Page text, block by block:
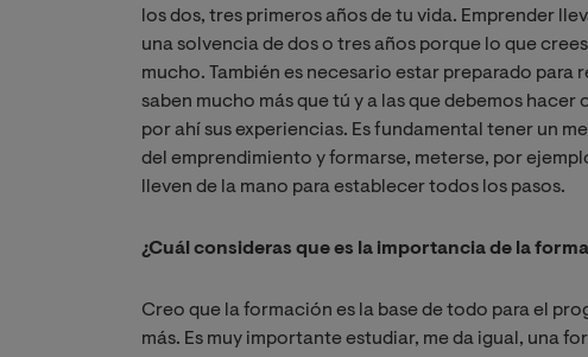
los dos, tres primeros años de tu vida. Emprender
una solvencia de dos o tres años porque lo que
mucho. También es necesario estar preparado
saben mucho más que tú y a las que debemos
por ahí sus experiencias. Es fundamental tener un
del emprendimiento y formarse, meterse, por
lleven de la mano para establecer todos los pasos.
¿Cuál consideras que es la importancia de la
Creo que la formación es la base de todo para el
más. Es muy importante estudiar, me da igual, una